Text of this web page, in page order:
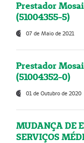
Prestador
(51004355-5)
07 de Maio de 2021
Prestador
(51004352-0)
01 de Outubro de 2020
MUDANÇA DE
SERVIÇOS